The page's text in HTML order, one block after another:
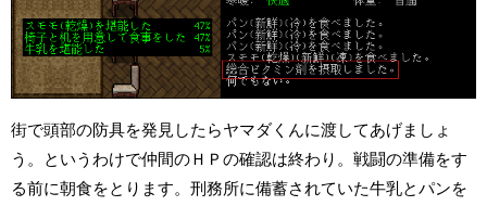
街で頭部の防具を発見したらヤマダくんに渡してあげましょ
う。というわけで仲間のＨＰの確認は終わり。戦闘の準備をす
る前に朝食をとります。刑務所に備蓄されていた牛乳とパンを